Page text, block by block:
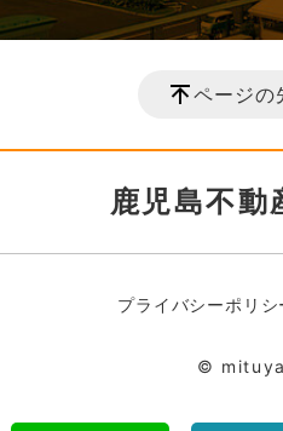
ページの
鹿児島不動
プライバシーポリシ
©